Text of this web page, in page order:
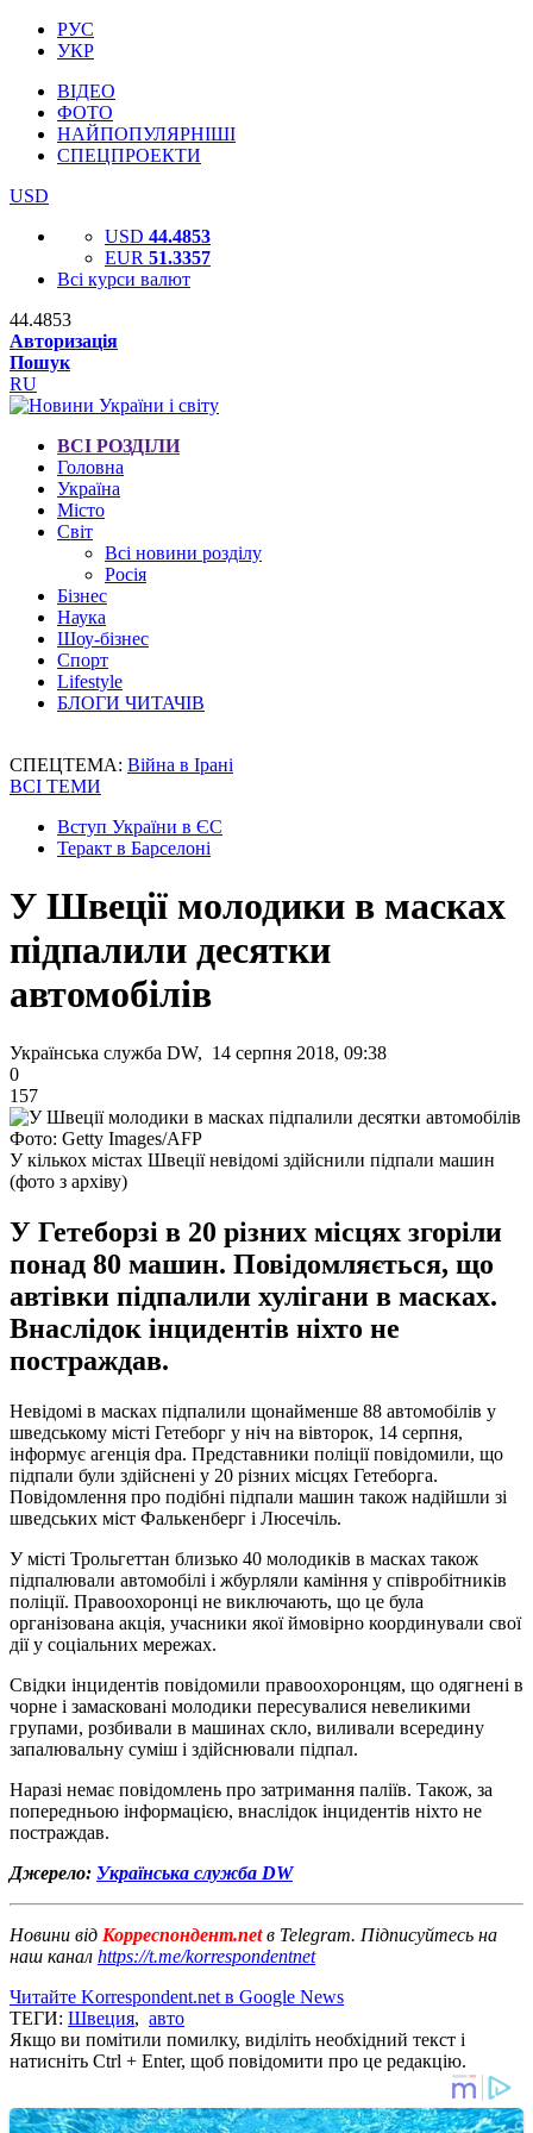
РУС
УКР
ВІДЕО
ФОТО
НАЙПОПУЛЯРНІШІ
СПЕЦПРОЕКТИ
USD
USD 44.4853
EUR 51.3357
Всі курси валют
44.4853
Авторизація
Пошук
RU
ВСІ РОЗДІЛИ
Головна
Україна
Місто
Світ
Всі новини розділу
Росія
Бізнес
Наука
Шоу-бізнес
Спорт
Lifestyle
БЛОГИ ЧИТАЧІВ
СПЕЦТЕМА: Війна в Ірані
ВСІ ТЕМИ
Вступ України в ЄС
Теракт в Барселоні
У Швеції молодики в масках
підпалили десятки
автомобілів
Українська служба DW, 14 серпня 2018, 09:38
0
157
Фото: Getty Images/AFP
У кількох містах Швеції невідомі здійснили підпали машин
(фото з архіву)
У Гетеборзі в 20 різних місцях згоріли
понад 80 машин. Повідомляється, що
автівки підпалили хулігани в масках.
Внаслідок інцидентів ніхто не
постраждав.
Невідомі в масках підпалили щонайменше 88 автомобілів у
шведському місті Гетеборг у ніч на вівторок, 14 серпня,
інформує агенція dpa. Представники поліції повідомили, що
підпали були здійснені у 20 різних місцях Гетеборга.
Повідомлення про подібні підпали машин також надійшли зі
шведських міст Фалькенберг і Люсечіль.
У місті Трольгеттан близько 40 молодиків в масках також
підпалювали автомобілі і жбурляли каміння у співробітників
поліції. Правоохоронці не виключають, що це була
організована акція, учасники якої ймовірно координували свої
дії у соціальних мережах.
Свідки інцидентів повідомили правоохоронцям, що одягнені в
чорне і замасковані молодики пересувалися невеликими
групами, розбивали в машинах скло, виливали всередину
запалювальну суміш і здійснювали підпал.
Наразі немає повідомлень про затримання паліїв. Також, за
попередньою інформацією, внаслідок інцидентів ніхто не
постраждав.
Джерело: Українська служба DW
Новини від Корреспондент.netв Telegram. Підписуйтесь на
наш канал https://t.me/korrespondentnet
Читайте Korrespondent.net в Google News
ТЕГИ: Швеция, авто
Якщо ви помітили помилку, виділіть необхідний текст і
натисніть Ctrl + Enter, щоб повідомити про це редакцію.